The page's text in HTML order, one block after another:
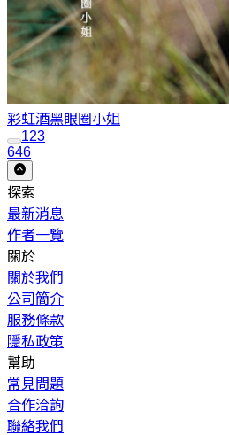
彩虹酒黑眼圈小姐
123
646
探索
最新消息
作者一覽
關於
關於我們
公司簡介
服務條款
隱私政策
幫助
常見問題
合作洽詢
聯絡我們